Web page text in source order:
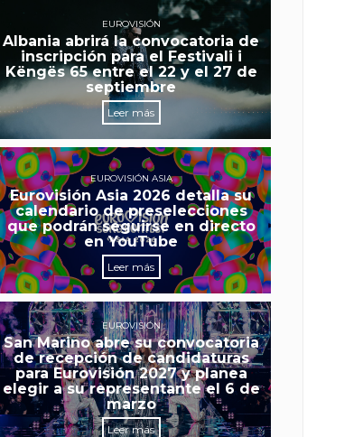
EUROVISIÓN
Albania abrirá la convocatoria de
inscripción para el Festivali i
Këngës 65 entre el 22 y el 27 de
septiembre
Leer más
EUROVISIÓN ASIA
Eurovisión Asia 2026 detalla su
calendario de preselecciones
que podrán seguirse en directo
en YouTube
Leer más
EUROVISIÓN
San Marino abre su convocatoria
de recepción de candidaturas
para Eurovisión 2027 y planea
elegir a su representante el 6 de
marzo
Leer más